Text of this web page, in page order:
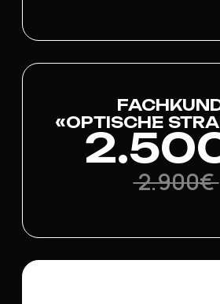
«OPTISCHE
2.900€